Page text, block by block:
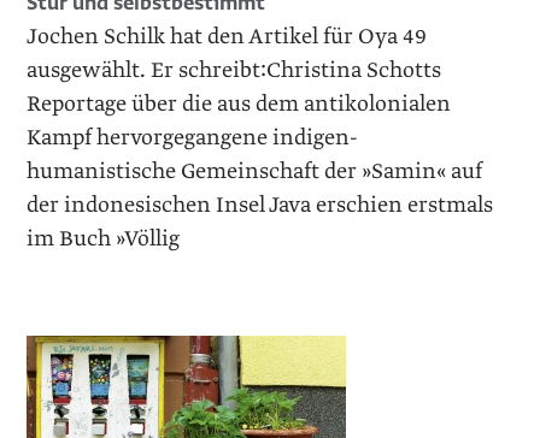
Jochen Schilk hat den Artikel für Oya 49
ausgewählt. Er schreibt:Christina Schotts
Reportage über die aus dem antikolonialen
Kampf hervorgegangene indigen-
humanistische Gemeinschaft der »Samin« auf
der indonesischen Insel Java erschien erstmals
im Buch »Völlig